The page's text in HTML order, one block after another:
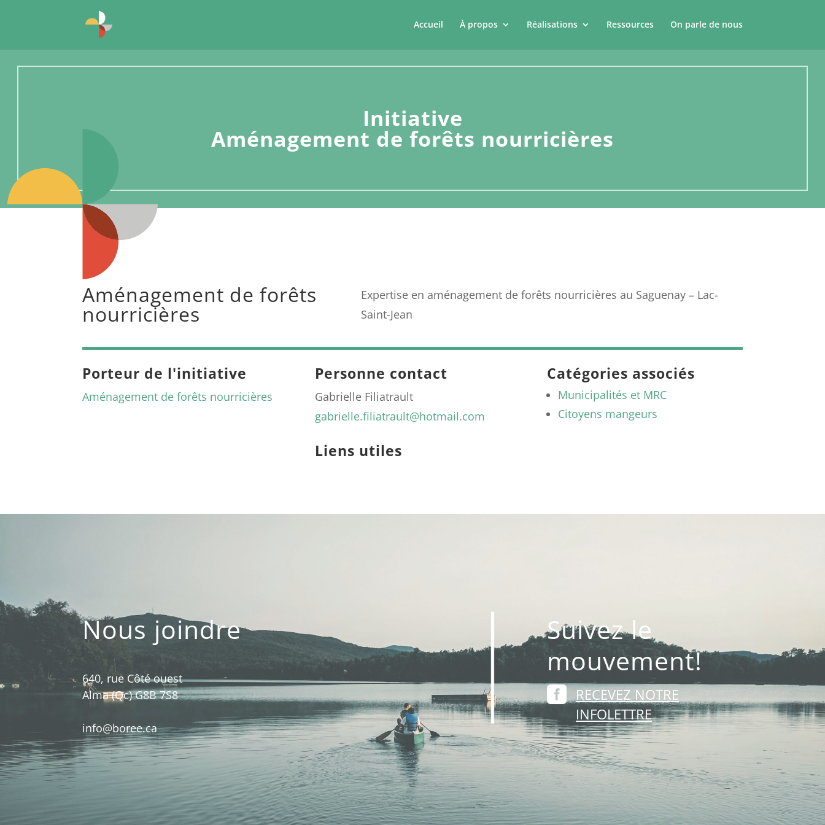
Accueil À propos Réalisations Ressources On parle de nous
Initiative
Aménagement de forêts nourricières
Aménagement de forêts
nourricières
Expertise en aménagement de forêts nourricières au Saguenay – Lac-
Saint-Jean
Porteur de l'initiative
Aménagement de forêts nourricières
Personne contact
Gabrielle Filiatrault
gabrielle.filiatrault@hotmail.com
Liens utiles
Catégories associés
Municipalités et MRC
Citoyens mangeurs
Nous joindre
640, rue Côté ouest
Alma (Qc) G8B 7S8
info@boree.ca
Suivez le
mouvement!
 RECEVEZ NOTRE
INFOLETTRE